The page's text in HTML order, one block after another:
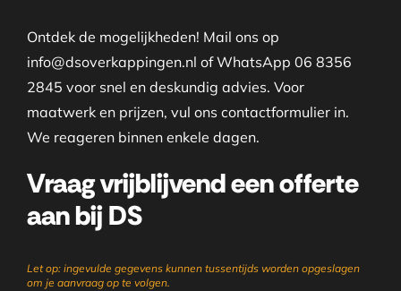
Ontdek de mogelijkheden! Mail ons op
info@dsoverkappingen.nl of WhatsApp 06 8356
2845 voor snel en deskundig advies. Voor
maatwerk en prijzen, vul ons contactformulier in.
We reageren binnen enkele dagen.
Vraag vrijblijvend een offerte
aan bij DS
Let op: ingevulde gegevens kunnen tussentijds worden opgeslagen
om je aanvraag op te volgen.